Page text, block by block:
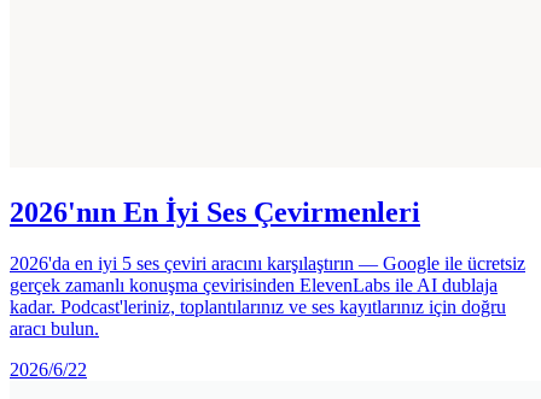
2026'nın En İyi Ses Çevirmenleri
2026'da en iyi 5 ses çeviri aracını karşılaştırın — Google ile ücretsiz
gerçek zamanlı konuşma çevirisinden ElevenLabs ile AI dublaja
kadar. Podcast'leriniz, toplantılarınız ve ses kayıtlarınız için doğru
aracı bulun.
2026/6/22